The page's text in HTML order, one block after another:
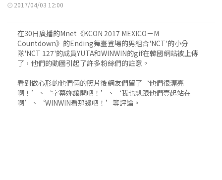
2017/04/03 12:00
在30日廣播的Mnet《KCON 2017 MEXICO－M
Countdown》的Ending舞臺登場的男組合'NCT'的小分
隊'NCT 127'的成員YUTA和WINWIN的gif在韓國網站被上傳
了，他們的動圖引起了許多粉絲們的註意。
看到做心形的他們倆的照片後網友們留了‘他們很漂亮
啊！’、‘字幕妳讓開吧！’、‘我也想跟他們壹起站在
啊’、‘WINWIN看那邊吧！’等評論。